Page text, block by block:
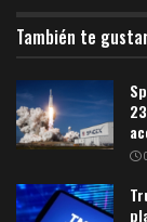
También te